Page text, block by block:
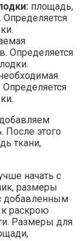
площадь,
Определяется
этого
ткани,
начать с
размеры
добавленным
раскрою
Размеры для